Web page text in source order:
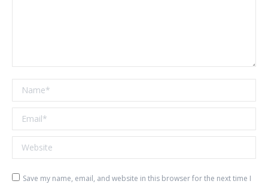
Name *
Email *
Website
Save my name, email, and website in this browser for the next time I